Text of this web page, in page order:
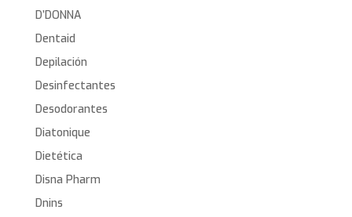
D’DONNA
Dentaid
Depilación
Desinfectantes
Desodorantes
Diatonique
Dietética
Disna Pharm
Dnins